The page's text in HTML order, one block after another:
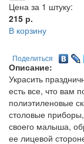
Цена за 1 штуку:
215 р.
В корзину
Поделиться
Описание:
Украсить
есть все, что вам
полиэтиленовые
столовые
своего малыша,
ее лицевой